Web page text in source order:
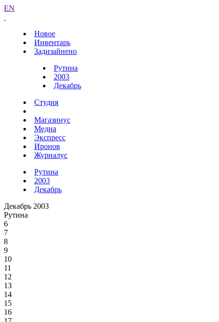
EN
Новое
Инвентарь
Задизайнено
Рутина
2003
Декабрь
Студия
Магазинус
Медиа
Экспресс
Иронов
Журналус
Рутина
2003
Декабрь
Декабрь 2003
Рутина
6
7
8
9
10
11
12
13
14
15
16